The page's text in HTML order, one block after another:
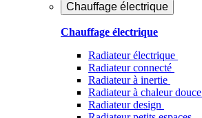
Chauffage électrique
Chauffage électrique
Radiateur électrique
Radiateur connecté
Radiateur à inertie
Radiateur à chaleur douce
Radiateur design